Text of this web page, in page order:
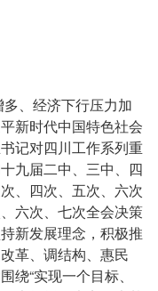
、经济下行压力加
新时代中国特色社会
记对四川工作系列重
九届二中、三中、四
、四次、五次、六次
六次、七次全会决策
新发展理念，积极推
革、调结构、惠民
绕“实现一个目标、